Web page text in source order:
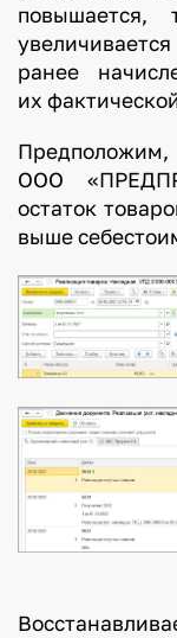
повышается,
ранее
их
ООО
остаток
выше